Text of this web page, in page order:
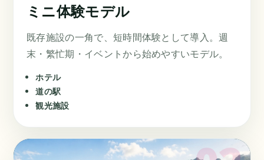
ミニ体験モデル
既存施設の一角で、短時間体験として導入。週
末・繁忙期・イベントから始めやすいモデル。
ホテル
道の駅
観光施設